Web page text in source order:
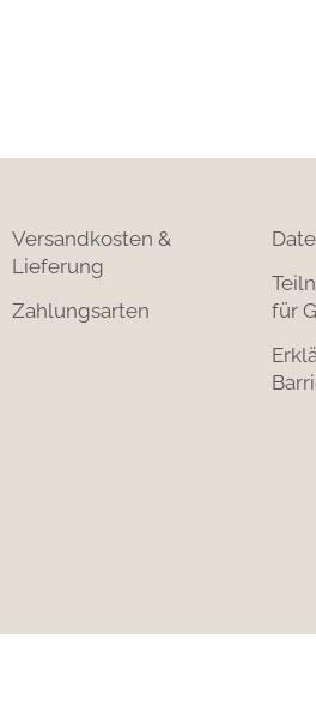
Versandkosten &
Lieferung
Zahlungsarten
für